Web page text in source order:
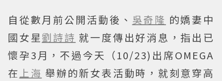
自從數月前公開活動後、 吳奇隆 的嬌妻中
國女星劉詩詩 就一度傳出好消息，指出已
懷孕3月，不過今天（10/23)出席OMEGA
在上海 舉辦的新女表活動時，就刻意穿高